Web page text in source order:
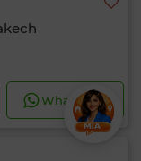
WhatsApp